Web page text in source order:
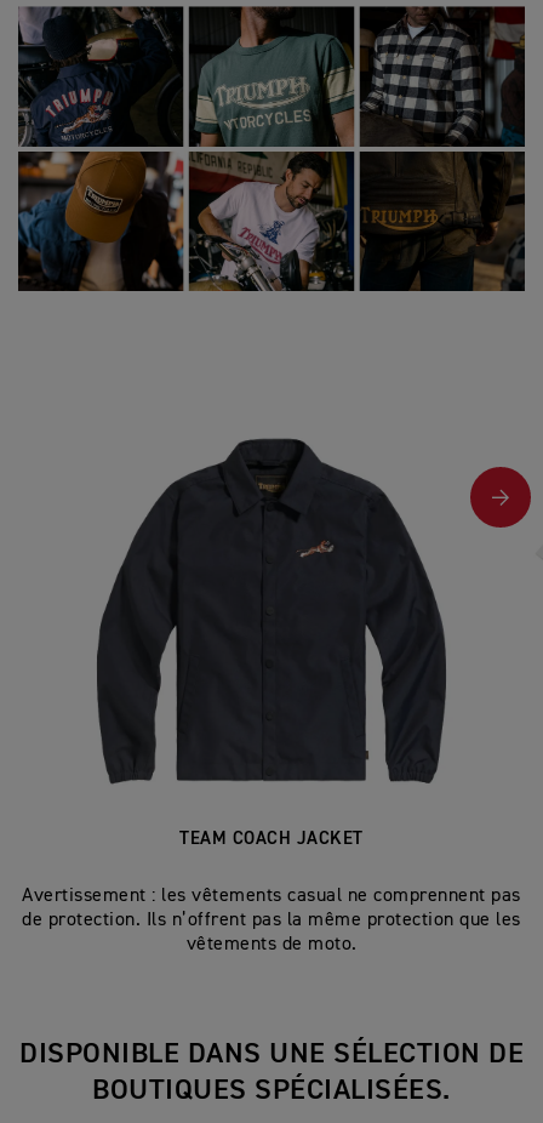
TEAM COACH JACKET
Avertissement : les vêtements casual ne comprennent pas
de protection. Ils n’offrent pas la même protection que les
vêtements de moto.
DISPONIBLE DANS UNE SÉLECTION DE
BOUTIQUES SPÉCIALISÉES.